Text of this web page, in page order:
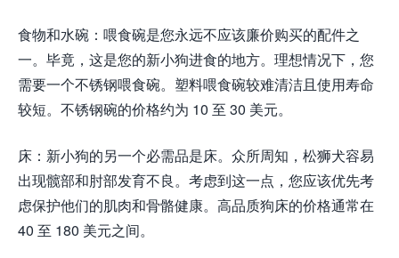
食物和水碗：喂食碗是您永远不应该廉价购买的配件之
一。毕竟，这是您的新小狗进食的地方。理想情况下，您
需要一个不锈钢喂食碗。塑料喂食碗较难清洁且使用寿命
较短。不锈钢碗的价格约为 10 至 30 美元。
床：新小狗的另一个必需品是床。众所周知，松狮犬容易
出现髋部和肘部发育不良。考虑到这一点，您应该优先考
虑保护他们的肌肉和骨骼健康。高品质狗床的价格通常在
40 至 180 美元之间。